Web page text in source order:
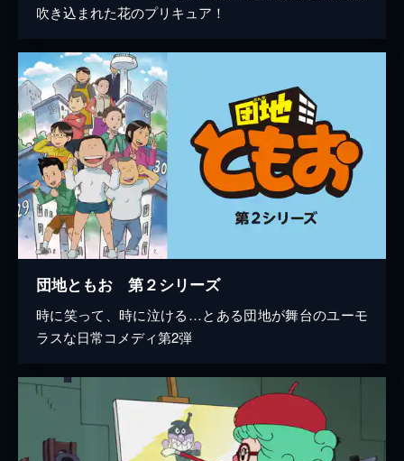
吹き込まれた花のプリキュア！
団地ともお 第２シリーズ
時に笑って、時に泣ける…とある団地が舞台のユーモ
ラスな日常コメディ第2弾